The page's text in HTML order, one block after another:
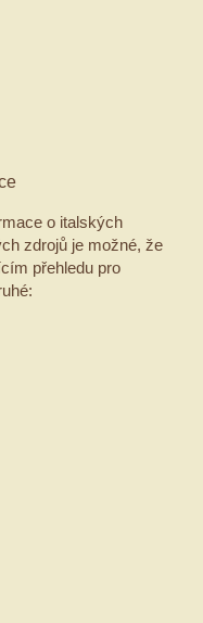
o italských
zdrojů je možné, že
přehledu pro